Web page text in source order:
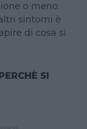
o meno.
sintomi è
di cosa si
SI